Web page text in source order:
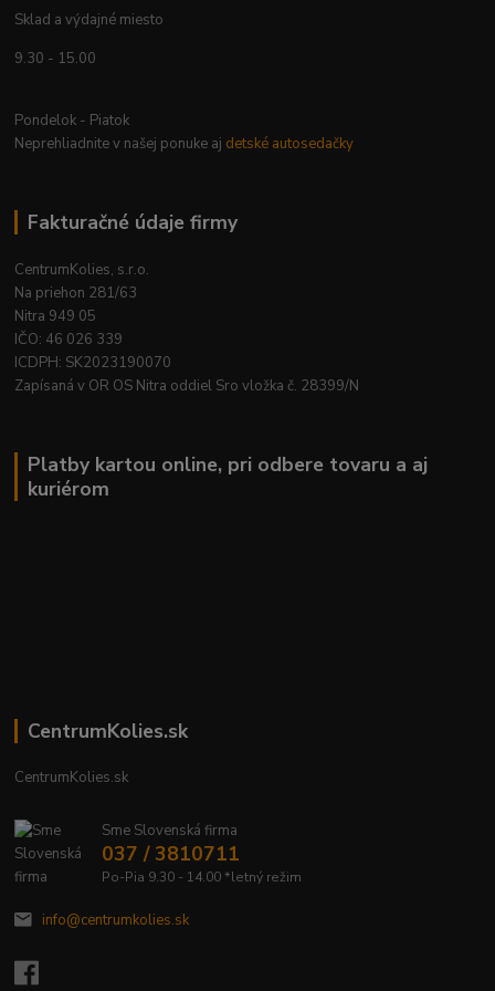
Sklad a výdajné miesto
9.30 - 15.00
Pondelok - Piatok
Neprehliadnite v našej ponuke aj detské autosedačky
Fakturačné údaje firmy
CentrumKolies, s.r.o.
Na priehon 281/63
Nitra 949 05
IČO: 46 026 339
ICDPH: SK2023190070
Zapísaná v OR OS Nitra oddiel Sro vložka č. 28399/N
Platby kartou online, pri odbere tovaru a aj
kuriérom
CentrumKolies.sk
CentrumKolies.sk
Sme Slovenská firma
037 / 3810711
Po-Pia 9.30 - 14.00 *letný režim
info@centrumkolies.sk